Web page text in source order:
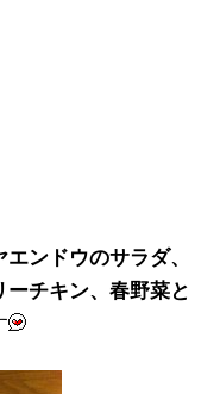
ンドウのサラダ、
チキン、春野菜と